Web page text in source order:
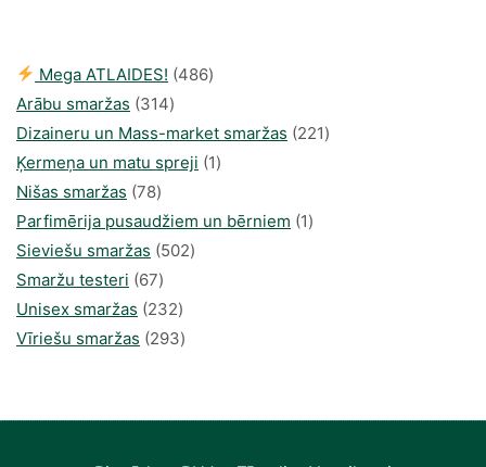
Mega ATLAIDES! 486486
Arābu smaržas 314314
produkti
Dizaineru un Mass-market smaržas 221221
Ķermeņa un matu spreji 11
Nišas smaržas 7878
produkts
Parfimērija pusaudžiem un bērniem 11
Sieviešu smaržas 502502
Smaržu testeri 6767
produkts
Unisex smaržas 232232
produkts
Vīriešu smaržas 293293